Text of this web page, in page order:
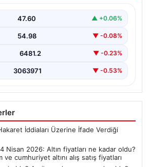
47.60 ▲ +0.06%
54.98 ▼ -0.08%
6481.2 ▼ -0.23%
3063971 ▼ -0.53%
İddiaları Üzerine İfade Verdiği
Nisan 2026: Altın fiyatları ne kadar oldu?
ve cumhuriyet altını alış satış fiyatları